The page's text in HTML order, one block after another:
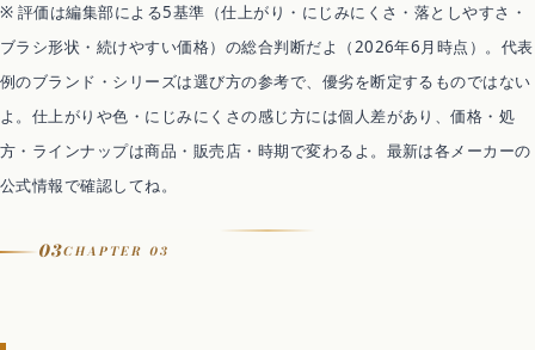
水・汗・涙にとても強い
落とし方
専用リムーバーでオフ
向く人
プール・海・夏・泣ける場面
注意
※ 評価は編集部による5基準（仕上がり・にじみにくさ・落としやすさ・
ブラシ形状・続けやすい価格）の総合判断だよ（2026年6月時点）。代表
例のブランド・シリーズは選び方の参考で、優劣を断定するものではない
よ。仕上がりや色・にじみにくさの感じ方には個人差があり、価格・処
方・ラインナップは商品・販売店・時期で変わるよ。最新は各メーカーの
公式情報で確認してね。
03CHAPTER 03